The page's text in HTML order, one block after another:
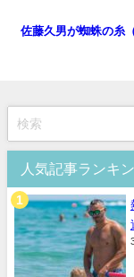
佐藤久男が蜘蛛の糸
人気記事ランキ